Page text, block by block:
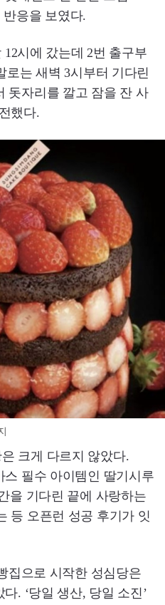
반응을 보였다.
시에 갔는데 2번 출구부
로는 새벽 3시부터 기다린
돗자리를 깔고 잠을 잔 사
했다.
크게 다르지 않았다.
스 필수 아이템인 딸기시루
을 기다린 끝에 사랑하는
등 오픈런 성공 후기가 잇
집으로 시작한 성심당은
. ‘당일 생산, 당일 소진’